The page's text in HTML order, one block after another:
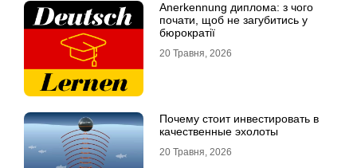
Anerkennung диплома: з чого
почати, щоб не загубитись у
бюрократії
20 Травня, 2026
Почему стоит инвестировать в
качественные эхолоты
20 Травня, 2026